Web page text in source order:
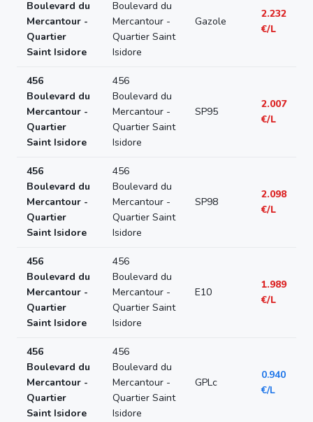
Boulevard du
Mercantour -
Quartier
Saint Isidore
Boulevard du
Mercantour -
Quartier Saint
Isidore
Gazole
2.232
€/L
456
Boulevard du
Mercantour -
Quartier
Saint Isidore
456
Boulevard du
Mercantour -
Quartier Saint
Isidore
SP95
2.007
€/L
456
Boulevard du
Mercantour -
Quartier
Saint Isidore
456
Boulevard du
Mercantour -
Quartier Saint
Isidore
SP98
2.098
€/L
456
Boulevard du
Mercantour -
Quartier
Saint Isidore
456
Boulevard du
Mercantour -
Quartier Saint
Isidore
E10
1.989
€/L
456
Boulevard du
Mercantour -
Quartier
Saint Isidore
456
Boulevard du
Mercantour -
Quartier Saint
Isidore
GPLc
0.940
€/L